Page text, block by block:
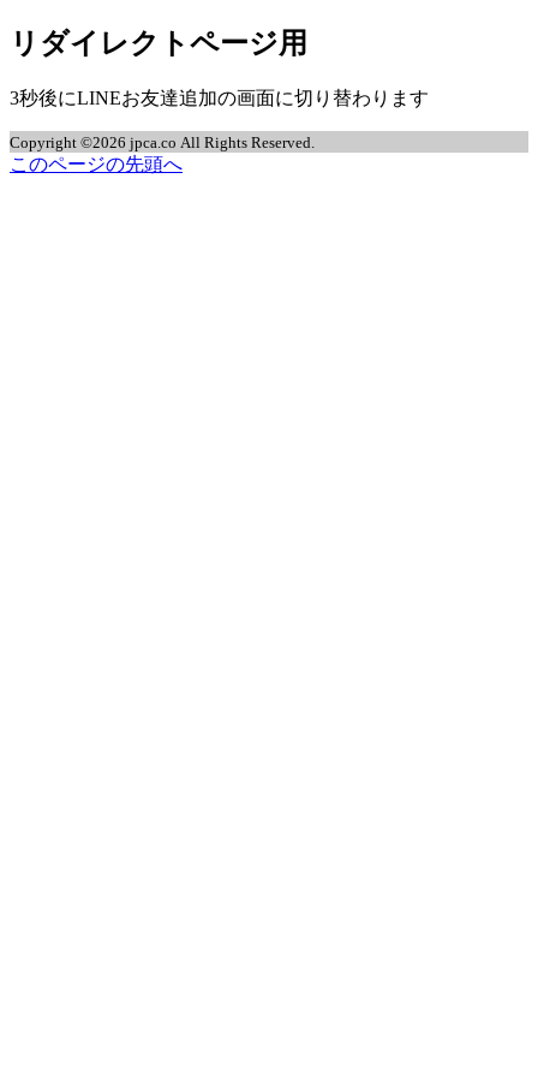
jpca.co
リダイレクトページ用
3秒後にLINEお友達追加の画面に切り替わります
Copyright ©2026 jpca.co All Rights Reserved.
このページの先頭へ